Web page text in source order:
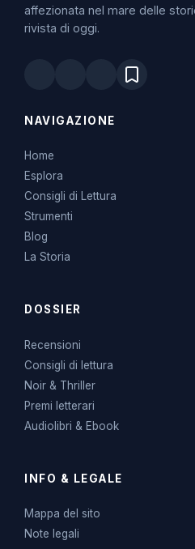
affezionata nel mare delle
rivista di oggi.
NAVIGAZIONE
Home
Esplora
Consigli di Lettura
Strumenti
Blog
La Storia
DOSSIER
Recensioni
Consigli di lettura
Noir & Thriller
Premi letterari
Audiolibri & Ebook
INFO & LEGALE
Mappa del sito
Note legali